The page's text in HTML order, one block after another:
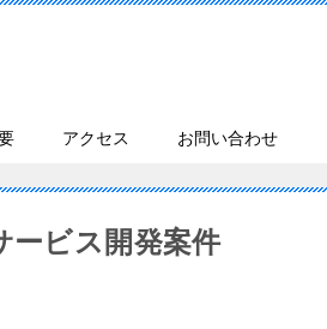
アクセス お問い合わせ
ービス開発案件